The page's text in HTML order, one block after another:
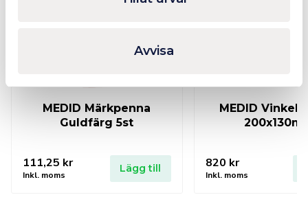
Avvisa
MEDID Märkpenna
Guldfärg 5st
111,25 kr
Inkl. moms
Lägg till
MEDID Vinkel
820 kr
Inkl. moms